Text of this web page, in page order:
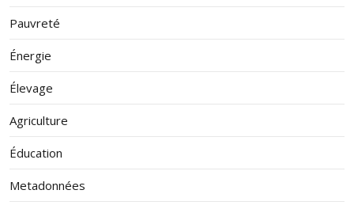
Pauvreté
Énergie
Élevage
Agriculture
Éducation
Metadonnées